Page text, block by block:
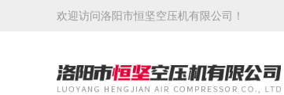
欢迎访问洛阳市恒坚空压机有限公司！